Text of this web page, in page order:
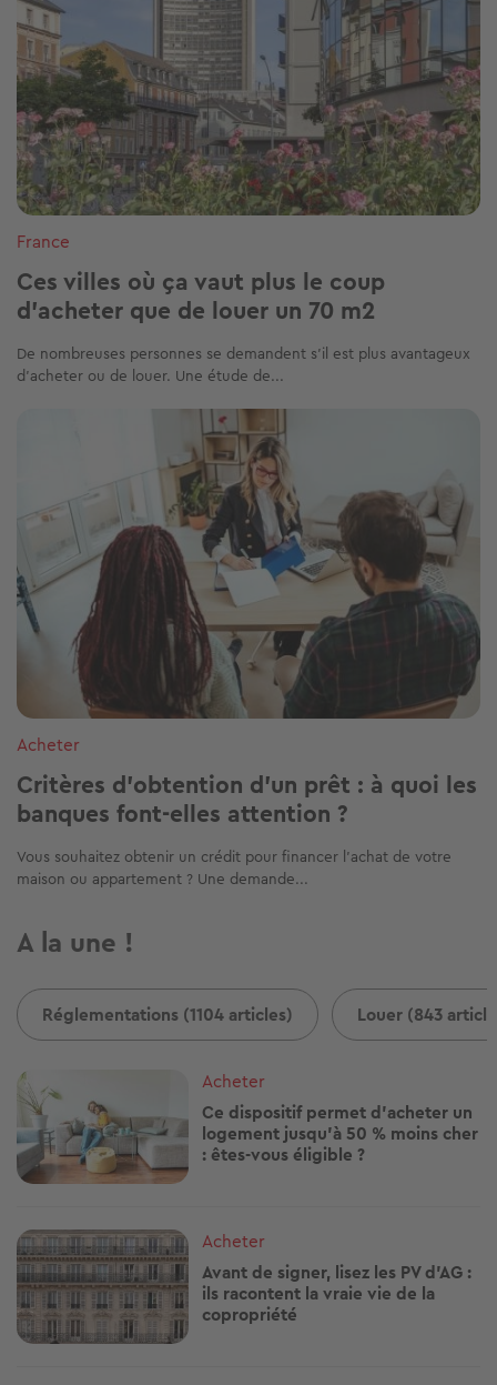
France
Ces villes où ça vaut plus le coup
d'acheter que de louer un 70 m2
De nombreuses personnes se demandent s’il est plus avantageux
d’acheter ou de louer. Une étude de...
Acheter
Critères d’obtention d’un prêt : à quoi les
banques font-elles attention ?
Vous souhaitez obtenir un crédit pour financer l’achat de votre
maison ou appartement ? Une demande...
A la une !
Réglementations (1104 articles) Louer (843
Image
Acheter
Ce dispositif permet d'acheter un
logement jusqu'à 50 % moins cher
: êtes-vous éligible ?
Image
Acheter
Avant de signer, lisez les PV d'AG :
ils racontent la vraie vie de la
copropriété